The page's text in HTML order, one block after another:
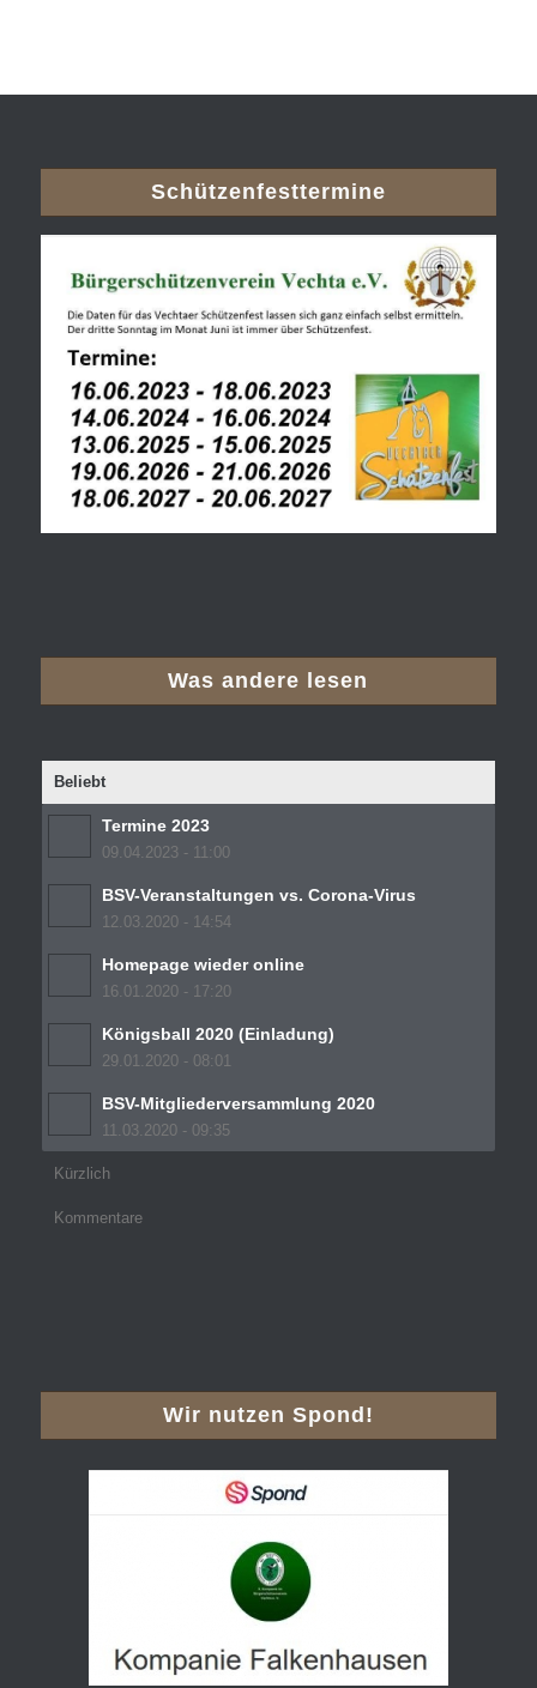
Schützenfesttermine
Was andere lesen
Beliebt
Termine 2023
09.04.2023 - 11:00
BSV-Veranstaltungen vs. Corona-Virus
12.03.2020 - 14:54
Homepage wieder online
16.01.2020 - 17:20
Königsball 2020 (Einladung)
29.01.2020 - 08:01
BSV-Mitgliederversammlung 2020
11.03.2020 - 09:35
Kürzlich
Kommentare
Wir nutzen Spond!